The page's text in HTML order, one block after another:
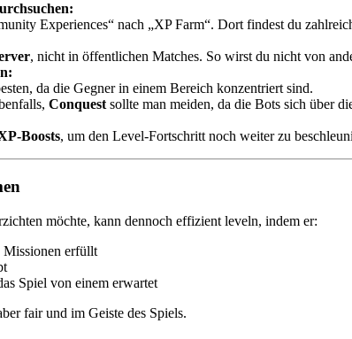
Experiences“ nach „XP Farm“. Dort findest du
, nicht in öffentlichen Matches. So wirst du nicht von
da die Gegner in einem Bereich konzentriert sind.
Conquest sollte man meiden, da die Bots sich über
Boosts, um den Level-Fortschritt noch weiter zu
möchte, kann dennoch effizient leveln, indem er:
Missionen erfüllt
Spiel von einem erwartet
fair und im Geiste des Spiels.